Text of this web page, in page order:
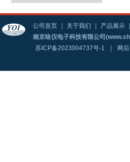
公司首页 关于我们 产品展示
南京咏仪电子科技有限公司
苏ICP备2023004737号-1
网